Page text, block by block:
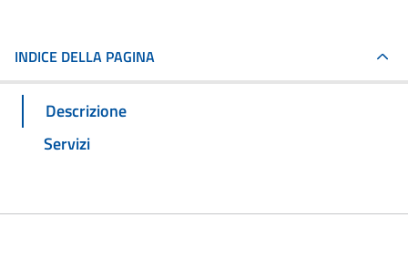
INDICE DELLA PAGINA
Descrizione
Servizi